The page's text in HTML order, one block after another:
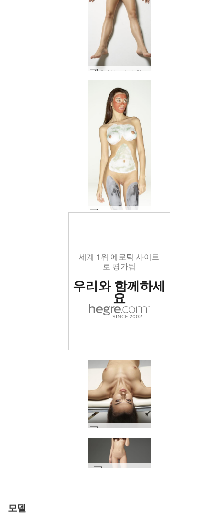
니콜렛 머드 마스크 #3
세계 1위 에로틱 사이트
로 평가됨
우리와 함께하세
요
Nicolette 누드 완벽 #32
리디아 소개 #48
키키 기념비 #25
리디아 소개 #52
빅토리아 R 피트니스 #69
카리나 피어싱 아름다움 #29
세계 1위 에로틱 사이트
로 평가됨
우리와 함께하세
요
모든 Moloko 모델 뮤즈 #17
키키 기념비 #17
빅토리아 R 조각품 #68
막달레나 에로틱 곡예사 #30
Nicolette 아름다움 정의 #33
올리비아 누드 댄서 #26
세계 1위 에로틱 사이트
로 평가됨
우리와 함께하세
요
키키 기념비 #41
Nicolette 아름다움 정의 #41Anya 권한 부여 #19
카메론 소개 #56
신디 자연 누드 #11
Emma M 린 사랑 #28
세계 1위 에로틱 사이트
로 평가됨
우리와 함께하세
요
아이야 여성의 힘 #15
마리카 미스 모스크바 #18
카프리스 슈퍼모델 #41
안야 꽉 톤 #37Nicolette 아름다움 정의 #29
루피나 바비 인형 #75
리디아 소개 #64
신디 자연 누드 #51
다니엘라 산업 누드 #3
바람직한 엠마 M #28
세계 1위 에로틱 사이트
로 평가됨
우리와 함께하세
요
10월의 벌거벗은 피부 #3
시인 키키 #64
마고 순수 누드 #52
안나 S 원탁 #19
Vi 누드 사진 #25바람직한 엠마 M #12
세계 1위 에로틱 사이트
로 평가됨
우리와 함께하세
요
키키뱅 몸매 #52
실비 총 #6 Anna L 젖은 에 침대 #25Nicolette 여성 인물 #57
애니 스튜디오 누드 #26
키키 산부인과 검진 #8
세계 1위 에로틱 사이트
로 평가됨
우리와 함께하세
요
카프리스 키키 실비 여신 #11
모델